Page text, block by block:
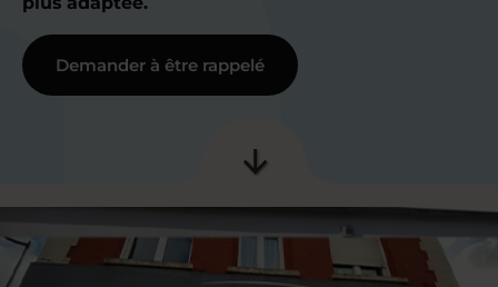
Demander à être rappelé